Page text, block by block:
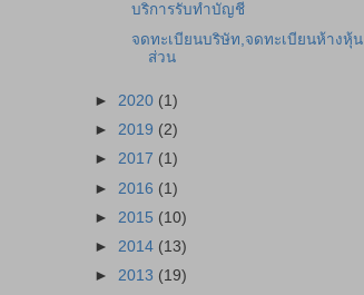
บริการรับทำบัญชี
จดทะเบียนบริษัท,จดทะเบียนห้างหุ้น
ส่วน
► 2020 (1)
► 2019 (2)
► 2017 (1)
► 2016 (1)
► 2015 (10)
► 2014 (13)
► 2013 (19)